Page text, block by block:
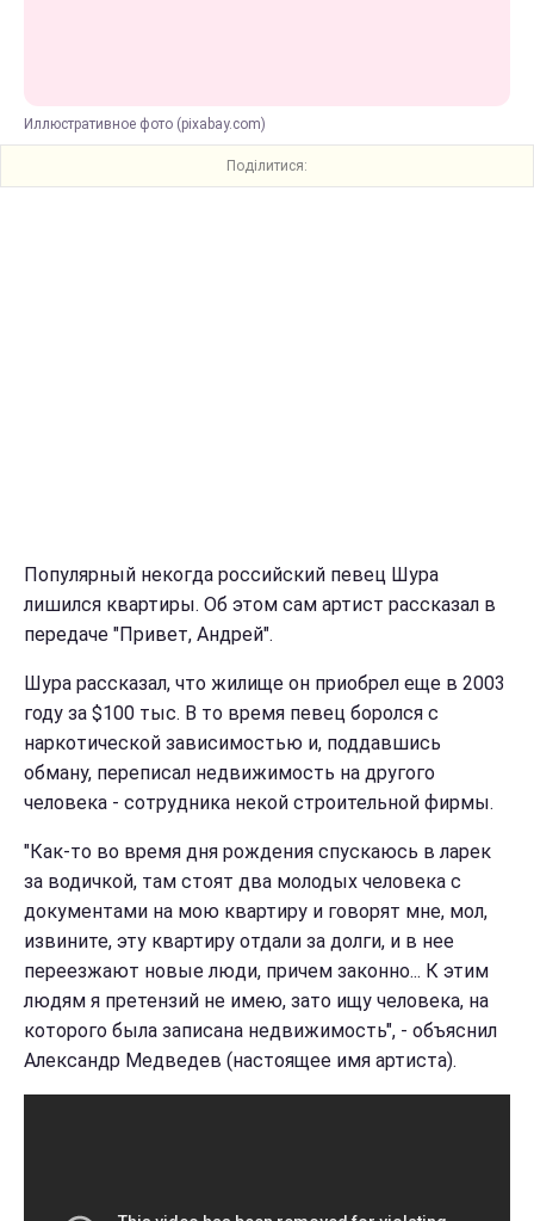
Иллюстративное фото (pixabay.com)
Поділитися:
Популярный некогда российский певец Шура
лишился квартиры. Об этом сам артист рассказал в
передаче "Привет, Андрей".
Шура рассказал, что жилище он приобрел еще в 2003
году за $100 тыс. В то время певец боролся с
наркотической зависимостью и, поддавшись
обману, переписал недвижимость на другого
человека - сотрудника некой строительной фирмы.
"Как-то во время дня рождения спускаюсь в ларек
за водичкой, там стоят два молодых человека с
документами на мою квартиру и говорят мне, мол,
извините, эту квартиру отдали за долги, и в нее
переезжают новые люди, причем законно... К этим
людям я претензий не имею, зато ищу человека, на
которого была записана недвижимость", - объяснил
Александр Медведев (настоящее имя артиста).